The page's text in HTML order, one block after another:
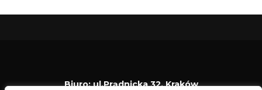
Biuro: ul.Prądnicka 32, Kraków